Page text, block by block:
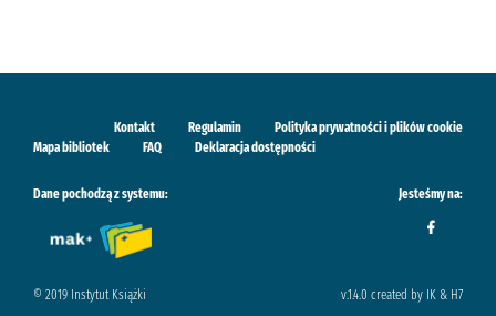
Kontakt Regulamin
Polityka prywatności i plików cookie
Mapa bibliotek
FAQ Deklaracja dostępności
Dane pochodzą z systemu: Jesteśmy na:
© 2019 Instytut Książki v.1.4.0 created by IK & H7